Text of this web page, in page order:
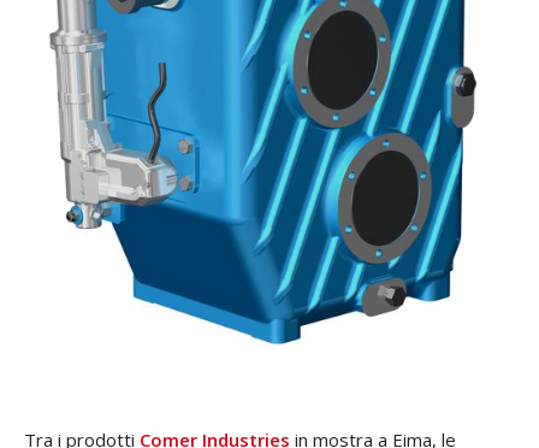
Tra i prodotti Comer Industries in mostra a Eima, le